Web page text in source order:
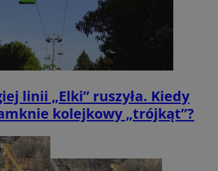
linii „Elki” ruszyła. Kiedy
kolejkowy „trójkąt”?